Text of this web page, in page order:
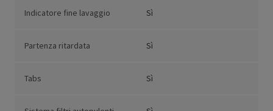
Indicatore fine lavaggio Sì
Partenza ritardata Sì
Tabs Sì